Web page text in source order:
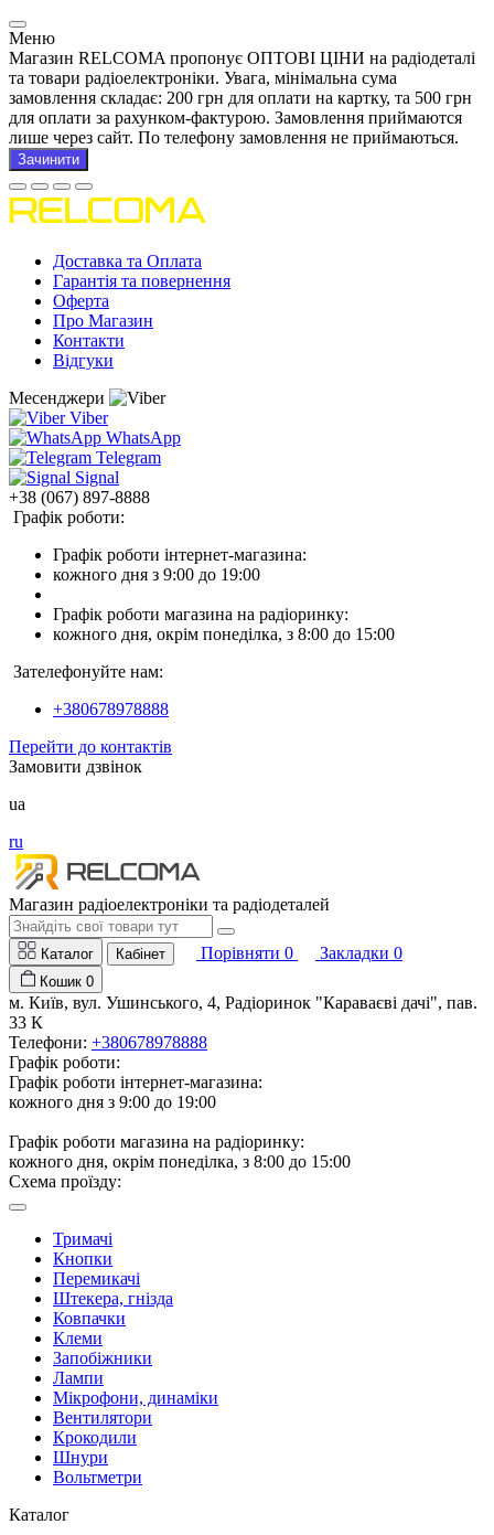
Меню
Магазин RELCOMA пропонує ОПТОВІ ЦІНИ на радіодеталі
та товари радіоелектроніки. Увага, мінімальна сума
замовлення складає: 200 грн для оплати на картку, та 500 грн
для оплати за рахунком-фактурою. Замовлення приймаются
лише через сайт. По телефону замовлення не приймаються.
Зачинити
Доставка та Оплата
Гарантія та повернення
Оферта
Про Магазин
Контакти
Відгуки
Месенджери
Viber
WhatsApp
Telegram
Signal
+38 (067) 897-8888
Графік роботи:
Графік роботи інтернет-магазина:
кожного дня з 9:00 до 19:00
Графік роботи магазина на радіоринку:
кожного дня, окрім понеділка, з 8:00 до 15:00
Зателефонуйте нам:
+380678978888
Перейти до контактів
Замовити дзвінок
ua
ru
Магазин радіоелектроніки та радіодеталей
Каталог Кабінет Порівняти 0 Закладки 0
Кошик 0
м. Київ, вул. Ушинського, 4, Радіоринок "Караваєві дачі", пав.
33 К
Телефони: +380678978888
Графік роботи:
Графік роботи інтернет-магазина:
кожного дня з 9:00 до 19:00
Графік роботи магазина на радіоринку:
кожного дня, окрім понеділка, з 8:00 до 15:00
Схема проїзду:
Тримачі
Кнопки
Перемикачі
Штекера, гнізда
Ковпачки
Клеми
Запобіжники
Лампи
Мікрофони, динаміки
Вентилятори
Крокодили
Шнури
Вольтметри
Каталог